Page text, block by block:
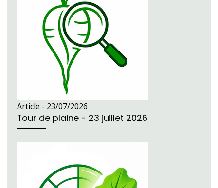
Article - 23/07/2026
Tour de plaine - 23 juillet 2026